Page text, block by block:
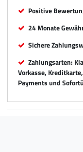
Positive
24 Monate
Sichere
Zahlungsarten:
Vorkasse,
Payments und